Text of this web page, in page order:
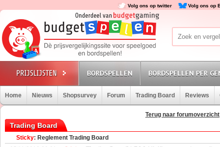
Volg ons op twitter Volg ons op
BORDSPELLEN BORDSPELLEN PER
Home Nieuws Shopsurvey Forum Trading Board Reviews
Terug naar forumoverzicht
Trading Board
Sticky: Reglement Trading Board